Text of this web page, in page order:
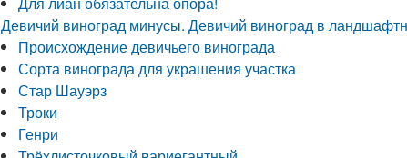
Девичий виноград минусы. Девичий виноград в
Происхождение девичьего винограда
Сорта винограда для украшения участка
Стар Шауэрз
Троки
Генри